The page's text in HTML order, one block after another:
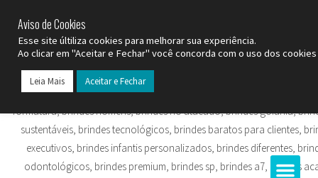
Aviso de Cookies
Esse site últiliza cookies para melhorar sua experiência.
Ao clicar em "Aceitar e Fechar" você concorda com o uso dos
Leia Mais Aceitar e Fechar